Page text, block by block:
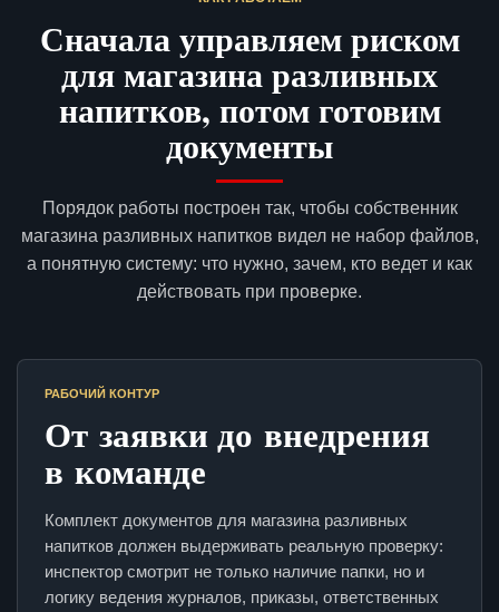
Сначала управляем риском
для магазина разливных
напитков, потом готовим
документы
Порядок работы построен так, чтобы собственник
магазина разливных напитков видел не набор файлов,
а понятную систему: что нужно, зачем, кто ведет и как
действовать при проверке.
РАБОЧИЙ КОНТУР
От заявки до внедрения
в команде
Комплект документов для магазина разливных
напитков должен выдерживать реальную проверку:
инспектор смотрит не только наличие папки, но и
логику ведения журналов, приказы, ответственных